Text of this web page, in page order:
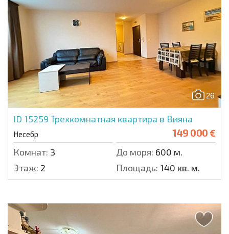
26
ID 15259 Трехкомнатная квартира в Вияна
Несебр 149 000 €
Комнат: 3 До моря: 600 м.
Этаж: 2 Площадь: 140 кв. м.